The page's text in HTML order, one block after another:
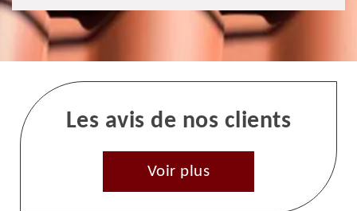
Les avis de nos clients
Voir plus